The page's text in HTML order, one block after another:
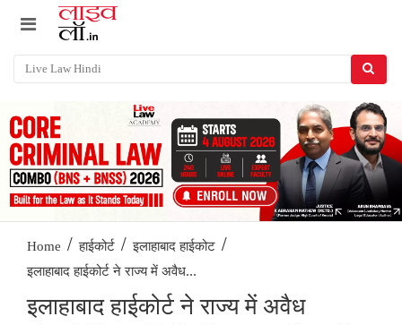
Home / हाईकोर्ट / इलाहाबाद हाईकोट /
इलाहाबाद हाईकोर्ट ने राज्य में अवैध...
इलाहाबाद हाईकोर्ट ने राज्य में अवैध